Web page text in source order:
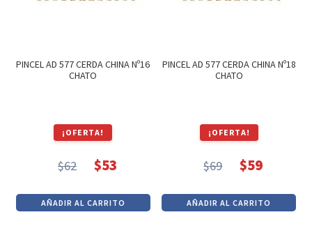
PINCEL AD 577 CERDA CHINA Nº16
CHATO
¡OFERTA!
$62
precio
original
$53
precio
actual
AÑADIR AL CARRITO
PINCEL AD 577 CERDA CHINA Nº18
CHATO
¡OFERTA!
$69
precio
original
$59
precio
actual
AÑADIR AL CARRITO